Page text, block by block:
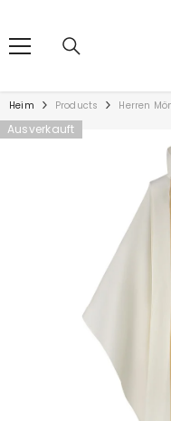
Heim Products Herren
Ausverkauft